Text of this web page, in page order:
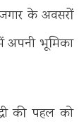
के अवसरों
अपनी भूमिका
की पहल को